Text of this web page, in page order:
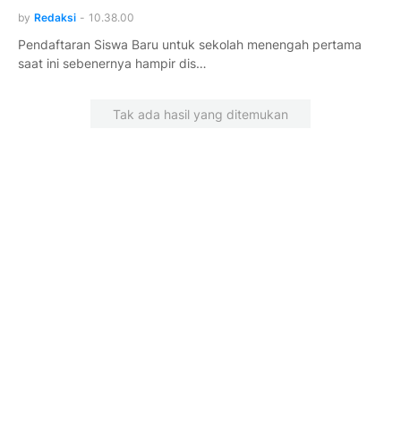
by Redaksi - 10.38.00
Pendaftaran Siswa Baru untuk sekolah menengah pertama
saat ini sebenernya hampir dis…
Tak ada hasil yang ditemukan